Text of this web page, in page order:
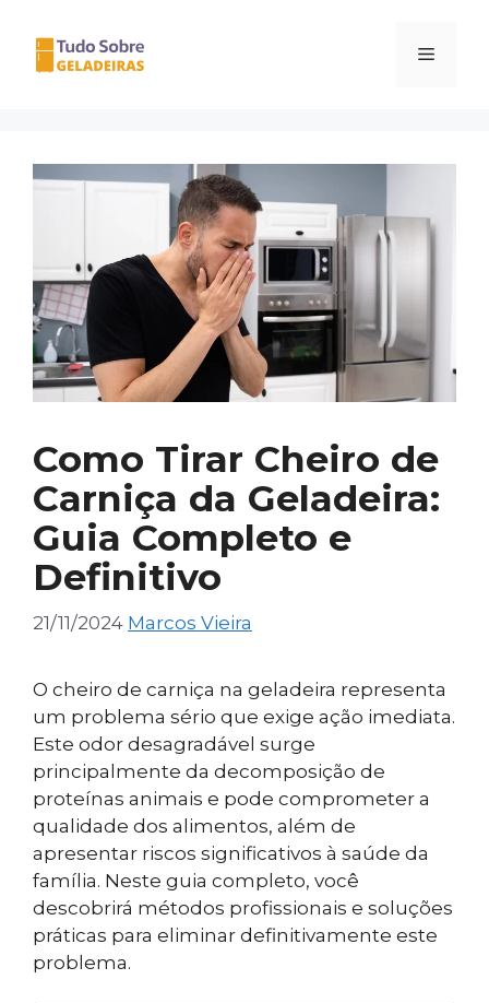
para
Menu
Como Tirar Cheiro de
Carniça da Geladeira:
Guia Completo e
Definitivo
21/11/2024 Marcos Vieira
O cheiro de carniça na geladeira representa
um problema sério que exige ação imediata.
Este odor desagradável surge
principalmente da decomposição de
proteínas animais e pode comprometer a
qualidade dos alimentos, além de
apresentar riscos significativos à saúde da
família. Neste guia completo, você
descobrirá métodos profissionais e soluções
práticas para eliminar definitivamente este
problema.